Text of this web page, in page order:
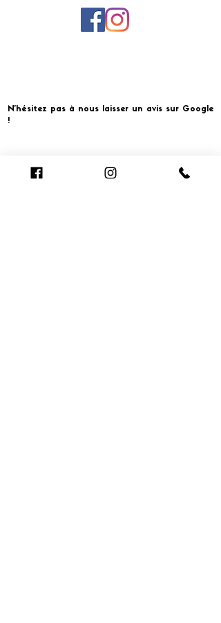
N'hésitez pas à nous laisser un avis sur Google
!
Cliquer pour laisser un avis